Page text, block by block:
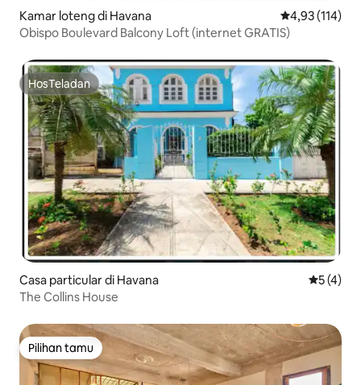
Kamar loteng di Havana Nilai rata-rata
4,93 (114)
Obispo Boulevard Balcony Loft (internet GRATIS)
HosTeladan
HosTeladan
Casa particular di Havana Nilai
5 (4)
The Collins House
Pilihan tamu
Pilihan tamu